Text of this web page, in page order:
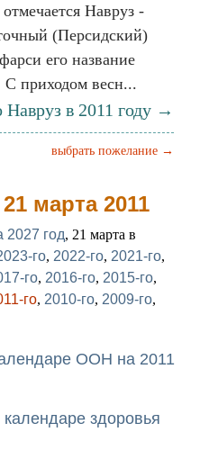
Навруз -
(Персидский)
его название
С приходом весн...
Навруз в 2011 году →
выбрать пожелание →
марта 2011
2027 год, 21 марта в
го, 2022-го, 2021-го,
го, 2016-го, 2015-го,
го, 2010-го, 2009-го,
ООН на 2011
здоровья